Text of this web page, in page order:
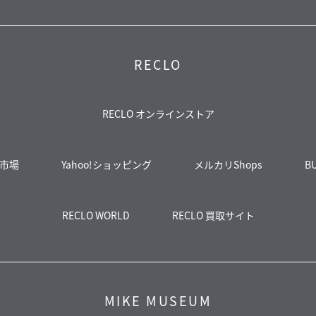
RECLO
RECLO オンラインストア
場 Yahoo!ショッピング メルカリShops
RECLO WORLD RECLO 買取サイト
MIKE MUSEUM